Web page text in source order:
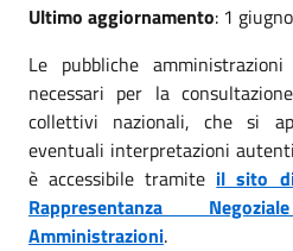
Ultimo aggiornamento: 1
Le pubbliche
necessari per la
collettivi nazionali, che si
eventuali interpretazioni
è accessibile tramite il sito
Rappresentanza
Amministrazioni.